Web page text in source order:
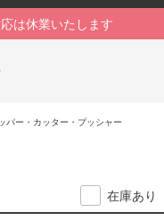
は休業いたします
パー・カッター・プッシャー
在庫あり